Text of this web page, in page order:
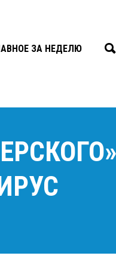
ЗА НЕДЕЛЮ